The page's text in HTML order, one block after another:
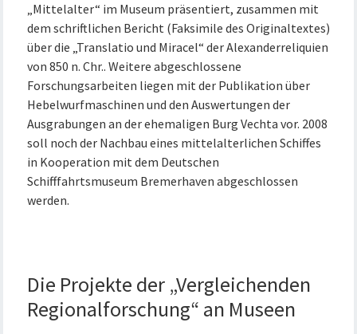
„Mittelalter“ im Museum präsentiert, zusammen mit
dem schriftlichen Bericht (Faksimile des Originaltextes)
über die „Translatio und Miracel“ der Alexanderreliquien
von 850 n. Chr.. Weitere abgeschlossene
Forschungsarbeiten liegen mit der Publikation über
Hebelwurfmaschinen und den Auswertungen der
Ausgrabungen an der ehemaligen Burg Vechta vor. 2008
soll noch der Nachbau eines mittelalterlichen Schiffes
in Kooperation mit dem Deutschen
Schifffahrtsmuseum Bremerhaven abgeschlossen
werden.
Die Projekte der „Vergleichenden
Regionalforschung“ an Museen